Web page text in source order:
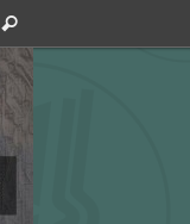
for:
Search